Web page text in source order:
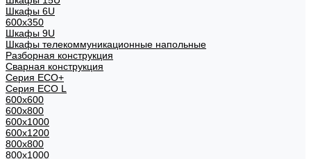
Шкафы 6U
600x350
Шкафы 9U
Шкафы телекоммуникационные напольные
Разборная конструкция
Сварная конструкция
Серия ECO+
Серия ECO L
600x600
600x800
600х1000
600х1200
800x800
800х1000